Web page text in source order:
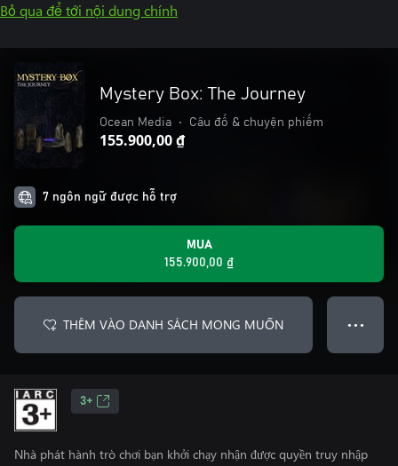
Bỏ qua để tới nội dung chính
Mystery Box: The Journey
Ocean Media • Câu đố & chuyện phiếm
155.900,00 ₫
7 ngôn ngữ được hỗ trợ
MUA
155.900,00 ₫
THÊM VÀO DANH SÁCH MONG MUỐN ● ● ●
3+
Nhà phát hành trò chơi bạn khởi chạy nhận được quyền truy nhập